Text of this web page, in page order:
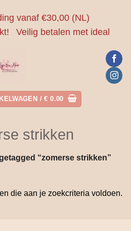
vanaf €30,00 (NL)
Veilig betalen met ideal
/€ 0.00
strikken
“zomerse strikken”
die aan je zoekcriteria voldoen.